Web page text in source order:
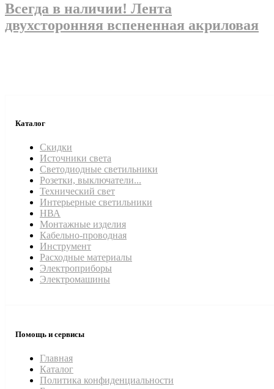
Всегда в наличии! Лента
двухсторонняя вспененная акриловая
Каталог
Скидки
Источники света
Светодиодные светильники
Розетки, выключатели...
Технический свет
Интерьерные светильники
НВА
Монтажные изделия
Кабельно-проводная
Инструмент
Расходные материалы
Электроприборы
Электромашины
Помощь и сервисы
Главная
Каталог
Политика конфиденциальности